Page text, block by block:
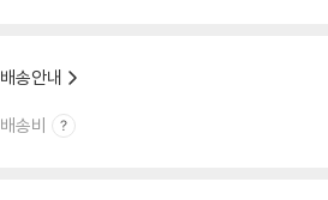
배송안내
배송비